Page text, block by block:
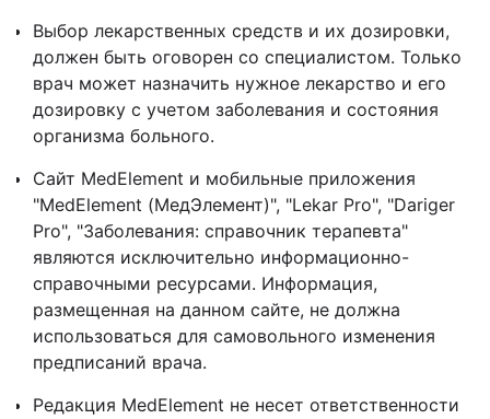
Выбор лекарственных средств и их дозировки,
должен быть оговорен со специалистом. Только
врач может назначить нужное лекарство и его
дозировку с учетом заболевания и состояния
организма больного.
Сайт MedElement и мобильные приложения
"MedElement (МедЭлемент)", "Lekar Pro", "Dariger
Pro", "Заболевания: справочник терапевта"
являются исключительно информационно-
справочными ресурсами. Информация,
размещенная на данном сайте, не должна
использоваться для самовольного изменения
предписаний врача.
Редакция MedElement не несет ответственности